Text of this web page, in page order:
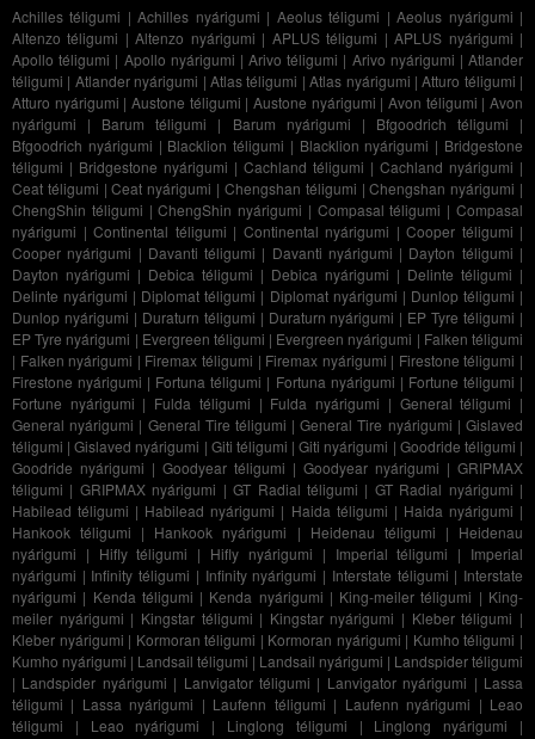
Achilles téligumi |Achilles nyárigumi | Aeolus téligumi |Aeolus nyárigumi |
Altenzo téligumi |Altenzo nyárigumi | APLUS téligumi |APLUS nyárigumi |
Apollo téligumi | Apollo nyárigumi |Arivo téligumi | Arivo nyárigumi |Atlander
téligumi | Atlander nyárigumi | Atlas téligumi |Atlas nyárigumi |Atturo téligumi |
Atturo nyárigumi |Austone téligumi |Austone nyárigumi |Avon téligumi |Avon
nyárigumi | Barum téligumi | Barum nyárigumi | Bfgoodrich téligumi |
Bfgoodrich nyárigumi | Blacklion téligumi | Blacklion nyárigumi | Bridgestone
téligumi | Bridgestone nyárigumi | Cachland téligumi | Cachland nyárigumi |
Ceat téligumi |Ceat nyárigumi | Chengshan téligumi |Chengshan nyárigumi |
ChengShin téligumi |ChengShin nyárigumi | Compasal téligumi |Compasal
nyárigumi | Continental téligumi | Continental nyárigumi | Cooper téligumi |
Cooper nyárigumi | Davanti téligumi | Davanti nyárigumi | Dayton téligumi |
Dayton nyárigumi | Debica téligumi | Debica nyárigumi | Delinte téligumi |
Delinte nyárigumi | Diplomat téligumi | Diplomat nyárigumi | Dunlop téligumi |
Dunlop nyárigumi | Duraturn téligumi | Duraturn nyárigumi | EP Tyre téligumi |
EP Tyre nyárigumi | Evergreen téligumi | Evergreen nyárigumi | Falken téligumi
| Falken nyárigumi | Firemax téligumi | Firemax nyárigumi | Firestone téligumi |
Firestone nyárigumi | Fortuna téligumi | Fortuna nyárigumi | Fortune téligumi |
Fortune nyárigumi | Fulda téligumi | Fulda nyárigumi | General téligumi |
General nyárigumi | General Tire téligumi |General Tire nyárigumi |Gislaved
téligumi |Gislaved nyárigumi | Giti téligumi |Giti nyárigumi | Goodride téligumi |
Goodride nyárigumi | Goodyear téligumi | Goodyear nyárigumi | GRIPMAX
téligumi | GRIPMAX nyárigumi |GT Radial téligumi | GT Radial nyárigumi |
Habilead téligumi | Habilead nyárigumi | Haida téligumi | Haida nyárigumi |
Hankook téligumi | Hankook nyárigumi | Heidenau téligumi | Heidenau
nyárigumi | Hifly téligumi | Hifly nyárigumi | Imperial téligumi | Imperial
nyárigumi | Infinity téligumi | Infinity nyárigumi | Interstate téligumi | Interstate
nyárigumi | Kenda téligumi | Kenda nyárigumi | King-meiler téligumi | King-
meiler nyárigumi | Kingstar téligumi | Kingstar nyárigumi | Kleber téligumi |
Kleber nyárigumi | Kormoran téligumi | Kormoran nyárigumi | Kumho téligumi |
Kumho nyárigumi | Landsail téligumi | Landsail nyárigumi | Landspider téligumi
| Landspider nyárigumi | Lanvigator téligumi | Lanvigator nyárigumi | Lassa
téligumi | Lassa nyárigumi | Laufenn téligumi | Laufenn nyárigumi | Leao
téligumi | Leao nyárigumi | Linglong téligumi | Linglong nyárigumi |